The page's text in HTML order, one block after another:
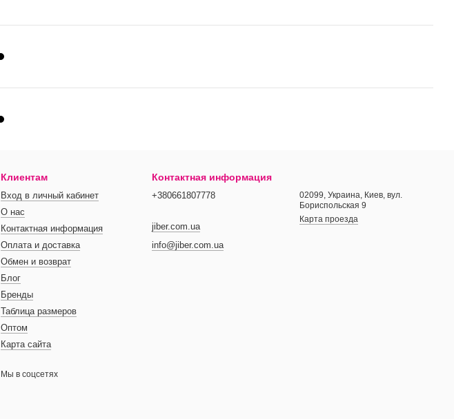
Клиентам
Вход в личный кабинет
О нас
Контактная информация
Оплата и доставка
Обмен и возврат
Блог
Бренды
Таблица размеров
Оптом
Карта сайта
Мы в соцсетях
Контактная информация
+380661807778
jiber.com.ua
info@jiber.com.ua
02099, Украина, Киев, вул.
Бориспольская 9
Карта проезда